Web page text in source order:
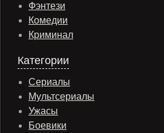
Фэнтези
Комедии
Криминал
Категории
Сериалы
Мультсериалы
Ужасы
Боевики